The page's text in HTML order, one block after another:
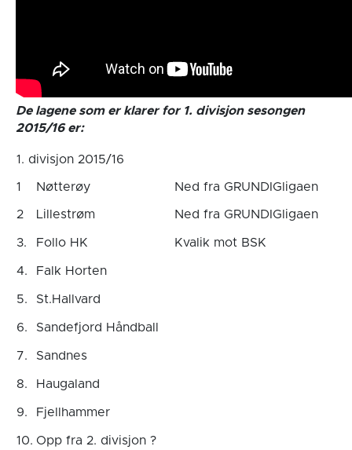
De lagene som er klarer for 1. divisjon sesongen
2015/16 er:
1. divisjon 2015/16
1 Nøtterøy Ned fra GRUNDIGligaen
2 Lillestrøm Ned fra GRUNDIGligaen
3. Follo HK Kvalik mot BSK
4. Falk Horten
5. St.Hallvard
6. Sandefjord Håndball
7. Sandnes
8. Haugaland
9. Fjellhammer
10. Opp fra 2. divisjon ?